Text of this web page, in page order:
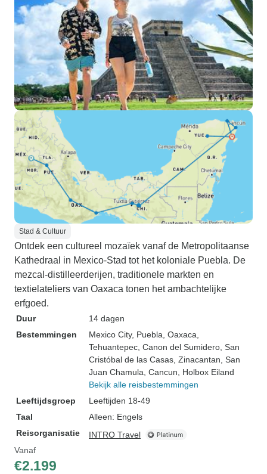
Stad & Cultuur
Ontdek een cultureel mozaïek vanaf de Metropolitaanse
Kathedraal in Mexico-Stad tot het koloniale Puebla. De
mezcal-distilleerderijen, traditionele markten en
textielateliers van Oaxaca tonen het ambachtelijke
erfgoed.
Duur
14 dagen
Bestemmingen
Mexico City, Puebla , Oaxaca
Tehuantepec , Canon del Sumidero , San
Cristóbal de las Casas , Zinacantan , San
Juan Chamula , Cancun , Holbox Eiland
Bekijk alle reisbestemmingen
Leeftijdsgroep
Leeftijden 18-49
Taal
Alleen: Engels
Reisorganisatie
INTRO Travel
Vanaf
€2.199